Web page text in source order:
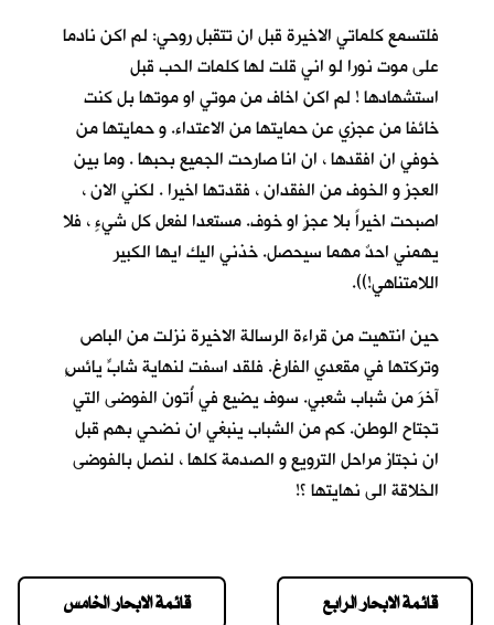
فلتسمع كلماتي الاخيرة قبل ان تتقبل روحي: لم اكن نادما
على موت نورا لو اني قلت لها كلمات الحب قبل
استشهادها ! لم اكن اخاف من موتي او موتها بل كنت
خائفا من عجزي عن حمايتها من الاعتداء. و حمايتها من
خوفي ان افقدها ، ان انا صارحت الجميع بحبها . وما بين
العجز و الخوف من الفقدان ، فقدتها اخيرا . لكني الان ،
اصبحت اخيراً بلا عجزٍ او خوف. مستعدا لفعل كل شيءٍ ، فلا
يهمني احدٌ مهما سيحصل. خذني اليك ايها الكبير
اللامتناهي!)).
حين انتهيت من قراءة الرسالة الاخيرة نزلت من الباص
وتركتها في مقعدي الفارغ. فلقد اسفت لنهاية شابٍّ يائسٍ
آخرَ من شباب شعبي. سوف يضيع في أُتون الفوضى التي
تجتاح الوطن. كم من الشباب ينبغي ان نضحي بهم قبل
ان نجتاز مراحل الترويع و الصدمة كلها ، لنصل بالفوضى
الخلاقة الى نهايتها ؟!
قائمة الابحار الخامس قائمة الابحار الرابع